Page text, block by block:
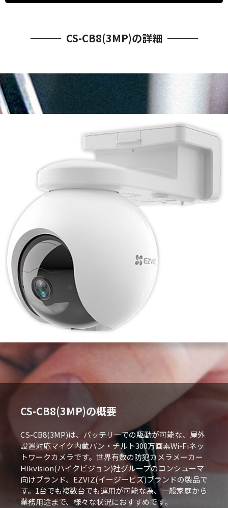
CS-CB8(3MP)の詳細
CS-CB8(3MP)の概要
CS-CB8(3MP)は、バッテリーでの駆動が可能な、屋外
設置対応マイク内蔵パン・チルト300万画素Wi-Fiネッ
トワークカメラです。世界有数の防犯カメラメーカー
Hikvision(ハイクビジョン)社グループのコンシューマ
向けブランド、EZVIZ(イージービズ)ブランドの製品で
す。1台でも複数台でも運用が可能な為、一般家庭から
業務用途まで、様々な状況におすすめです。